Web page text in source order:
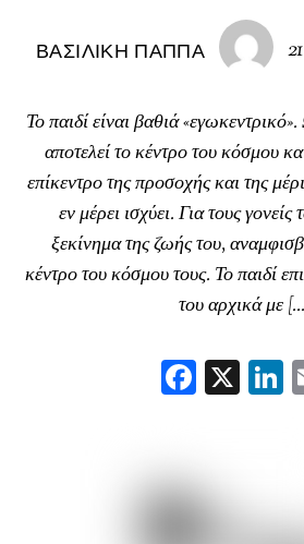
ΒΑΣΙΛΙΚΉ ΠΑΠΠΆ
Το παιδί είναι βαθιά
αποτελεί το κέντρο του κόσμου
επίκεντρο της προσοχής και της
εν μέρει ισχύει. Για τους γονείς
ξεκίνημα της ζωής του,
κέντρο του κόσμου τους. Το παιδί
του αρχικά με
F
ac
oo
k
X